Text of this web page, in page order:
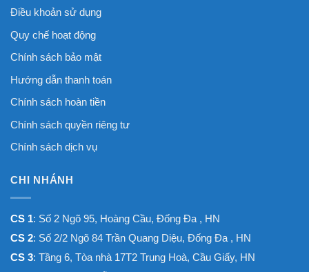
Điều khoản sử dụng
Quy chế hoạt động
Chính sách bảo mật
Hướng dẫn thanh toán
Chính sách hoàn tiền
Chính sách quyền riêng tư
Chính sách dịch vụ
CHI NHÁNH
CS 1: Số 2 Ngõ 95, Hoàng Cầu, Đống Đa , HN
CS 2: Số 2/2 Ngõ 84 Trần Quang Diệu, Đống Đa , HN
CS 3: Tầng 6, Tòa nhà 17T2 Trung Hoà, Cầu Giấy, HN